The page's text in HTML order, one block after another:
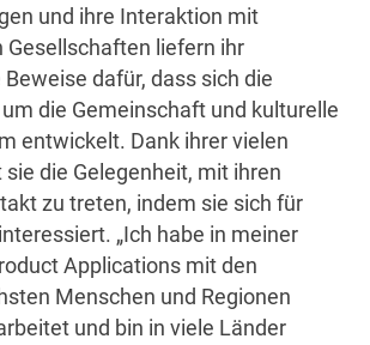
und ihre Interaktion mit
Gesellschaften liefern ihr
dafür, dass sich die
die Gemeinschaft und kulturelle
entwickelt. Dank ihrer vielen
sie die Gelegenheit, mit ihren
zu treten, indem sie sich für
„Ich habe in meiner
Applications mit den
Menschen und Regionen
und bin in viele Länder